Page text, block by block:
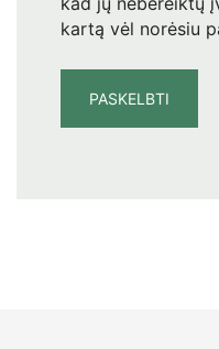
kartą vėl norėsiu